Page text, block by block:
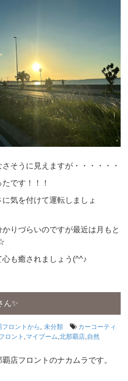
そうに見えますが・・・・・・
です！！！
気を付けて運転しましょ
りづらいのですが最近は月もと
も癒されましょう(^^♪
ん✨
フロントから , 未分類
カーコーティ
ロント ,マイブーム,北那覇店,自然
店フロントのナカムラです。